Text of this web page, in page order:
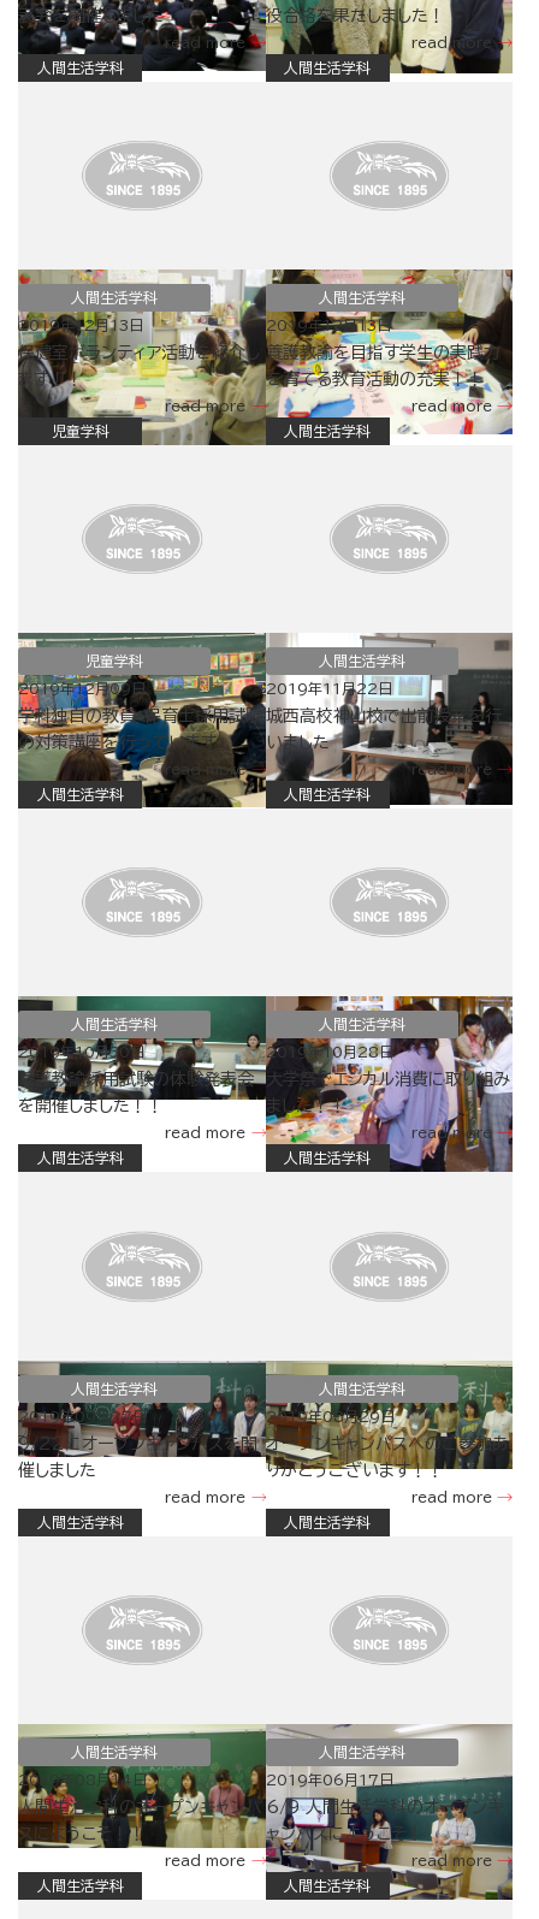
表会を開催しました
read more
役合格を果たしました！！
read more
人間生活学科
人間生活学科
2019年12月13日
保健室ボランティア活動を紹介し
ます！！
read more
人間生活学科
人間生活学科
2019年12月13日
養護教諭を目指す学生の実践力
を育てる教育活動の充実！！
read more
児童学科
児童学科
2019年12月09日
学科独自の教員・保育士採用試験
の対策講座を行っています
read more
人間生活学科
人間生活学科
2019年11月22日
城西高校神山校で出前授業を行
いました
read more
人間生活学科
人間生活学科
2019年10月30日
養護教諭採用試験の体験発表会
を開催しました！！
read more
人間生活学科
人間生活学科
2019年10月28日
大学祭でエシカル消費に取り組み
ました！！
read more
人間生活学科
人間生活学科
2019年09月27日
9/22にオープンキャンパスを開
催しました
read more
人間生活学科
人間生活学科
2019年08月29日
オープンキャンパスへのご参加あ
りがとうございます！！
read more
人間生活学科
人間生活学科
2019年08月14日
人間生活学科のオープンキャンパ
スにようこそ！！
read more
人間生活学科
人間生活学科
2019年06月17日
6/9 人間生活学科のオープンキ
ャンパスにようこそ！
read more
人間生活学科
人間生活学科